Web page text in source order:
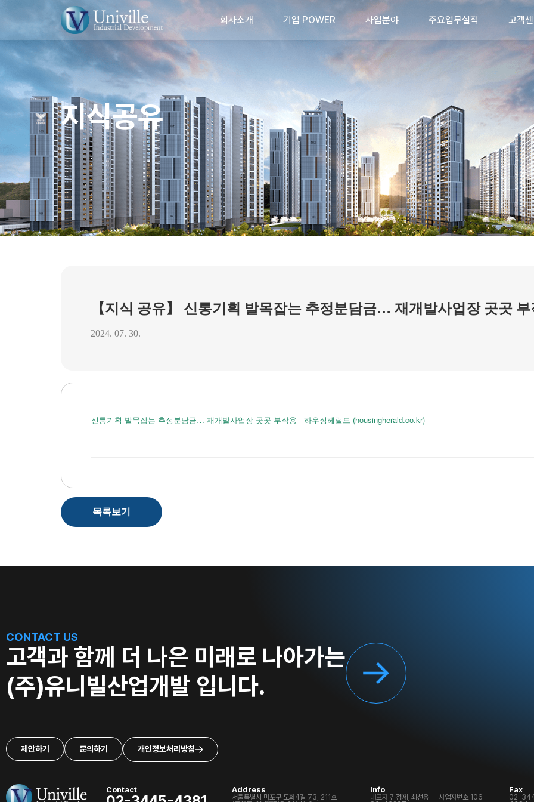
회사소개 기업 POWER 사업분야 주요업무실적 고객
회사소개 기업 POWER 사업분야 주요업무실적 고객
지식공유
【지식 공유】 신통기획 발목잡는 추정분담금… 재개발사업장 곳곳 부
2024. 07. 30.
신통기획 발목잡는 추정분담금… 재개발사업장 곳곳 부작용 - 하우징헤럴드 (housingherald.co.kr)
목록보기
CONTACT US
고객과 함께 더 나은 미래로 나아가는
(주)유니빌산업개발 입니다.
제안하기 문의하기 개인정보처리방침
Contact Address
서울특별시 마포구 도화4길 73, 211호
Info
대표자 김정제, 최선웅 ㅣ 사업자번호 106-
Fax
02-